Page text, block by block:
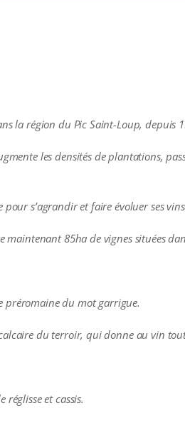
la région du Pic Saint-Loup, depuis
les densités de plantations,
s’agrandir et faire évoluer ses
maintenant 85ha de vignes situées
préromaine du mot garrigue.
du terroir, qui donne au vin
réglisse et cassis.